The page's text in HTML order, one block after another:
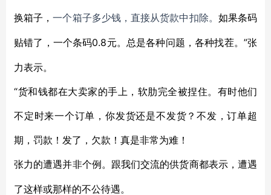
换箱子，一个箱子多少钱，直接从货款中扣除。 如果条码
贴错了，一个条码0.8元。总是各种问题，各种找茬。”张
力表示。
“货和钱都在大卖家的手上，软肋完全被捏住。有时他们
不定时来一个订单，你发货还是不发货？不发，订单超
期，罚款！发了，欠款！真是非常为难！
张力的遭遇并非个例。跟我们交流的供货商都表示，遭遇
了这样或那样的不公待遇。